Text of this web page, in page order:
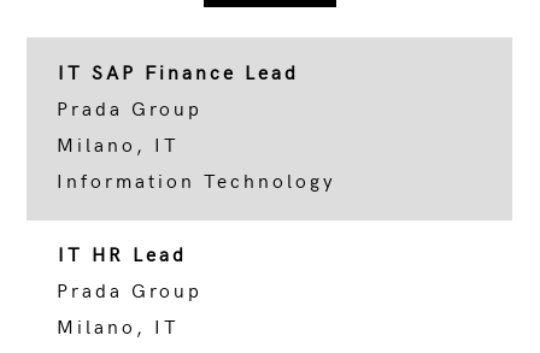
IT SAP Finance Lead
Prada Group
Milano, IT
Information Technology
IT HR Lead
Prada Group
Milano, IT